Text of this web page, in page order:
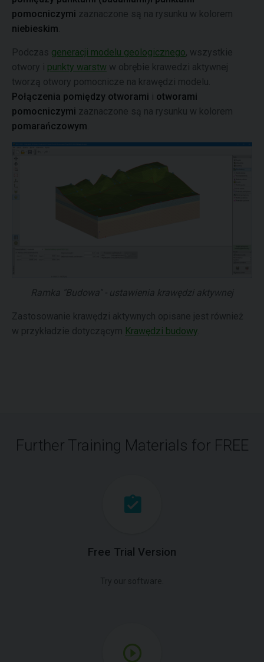
pomocniczymi zaznaczone są na rysunku w kolorem
niebieskim
Podczas generacji modelu geologicznego, wszystkie
otwory i punkty warstw w obrębie krawedzi aktywnej
tworzą otwory pomocnicze na krawędzi modelu.
Połączenia pomiędzy otworami i otworami
pomocniczymi zaznaczone są na rysunku w kolorem
pomarańczowym
Ramka "Budowa" - ustawienia krawędzi aktywnej
Zastosowanie krawędzi aktywnych opisane jest również
w przykładzie dotyczącym Krawędzi budowy
Further Training Materials for FREE
Free Trial Version